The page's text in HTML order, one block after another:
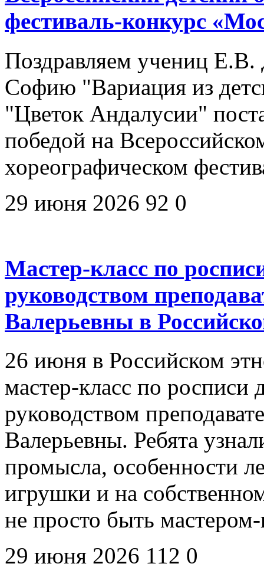
фестиваль-конкурс
Поздравляем учениц Е.В.
Софию "Вариация из
"Цветок Андалусии"
победой на
хореографическом
29 июня 2026 92 0
Мастер-класс по
руководством
Валерьевны в
26 июня в Российском
мастер-класс по
руководством
Валерьевны. Ребята
промысла, особенности
игрушки и на
не просто быть
29 июня 2026 112 0